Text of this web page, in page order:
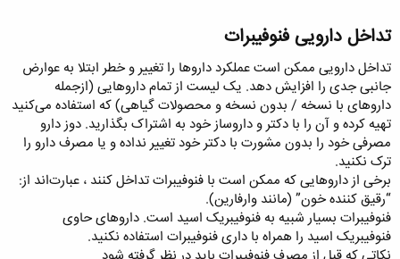
تداخل دارویی فنوفیبرات
تداخل دارویی ممکن است عملکرد داروها را تغییر و خطر ابتلا به عوارض
جانبی جدی را افزایش دهد. یک لیست از تمام داروهایی (ازجمله
داروهای با نسخه / بدون نسخه و محصولات گیاهی) که استفاده می‌کنید
تهیه کرده و آن را با دکتر و داروساز خود به اشتراک بگذارید. دوز دارو
مصرفی خود را بدون مشورت با دکتر خود تغییر نداده و یا مصرف دارو را
ترک نکنید.
برخی از داروهایی که ممکن است با فنوفیبرات تداخل کنند ، عبارت‌اند از:
“رقیق کننده خون” (مانند وارفارین).
فنوفیبرات بسیار شبیه به فنوفیبریک اسید است. داروهای حاوی
فنوفیبریک اسید را همراه با داری فنوفیبرات استفاده نکنید.